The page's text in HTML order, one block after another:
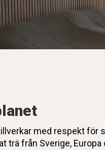
med respekt
trä från Sverige,